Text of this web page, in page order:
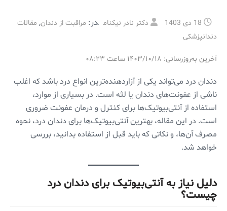
18 دی 1403 دکتر نادر نیکنام در: مراقبت از دندان, مقالات
دندانپزشکی
آخرین به‌روزرسانی: ۱۴۰۳/۱۰/۱۸ ساعت ۰۸:۲۳
دندان درد می‌تواند یکی از آزاردهنده‌ترین انواع درد باشد که اغلب
ناشی از عفونت‌های دندان یا لثه است. در بسیاری از موارد،
استفاده از آنتی‌بیوتیک‌ها برای کنترل و درمان عفونت ضروری
است. در این مقاله، بهترین آنتی‌بیوتیک‌ها برای دندان درد، نحوه
مصرف آن‌ها، و نکاتی که باید قبل از استفاده بدانید، بررسی
خواهد شد.
دلیل نیاز به آنتی‌بیوتیک برای دندان درد
چیست؟